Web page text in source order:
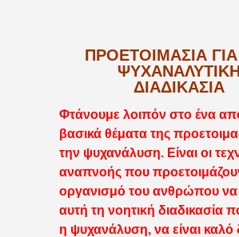
ΠΡΟΕΤΟΙΜΑΣΊΑ
ΨΥΧΑΝΑΛΥΤΙΚΉ
ΔΙΑΔΙΚΑΣΊΑ
Φτάνουμε λοιπόν στο ένα
βασικά θέματα της
την ψυχανάλυση. Είναι οι
αναπνοής που
οργανισμό του ανθρώπου να
αυτή τη νοητική διαδικασία
η ψυχανάλυση, να είναι καλό